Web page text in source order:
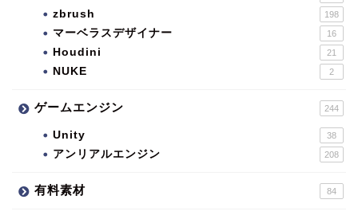
zbrush 198
マーベラスデザイナー 16
Houdini 21
NUKE 2
ゲームエンジン 244
Unity 38
アンリアルエンジン 208
有料素材 84